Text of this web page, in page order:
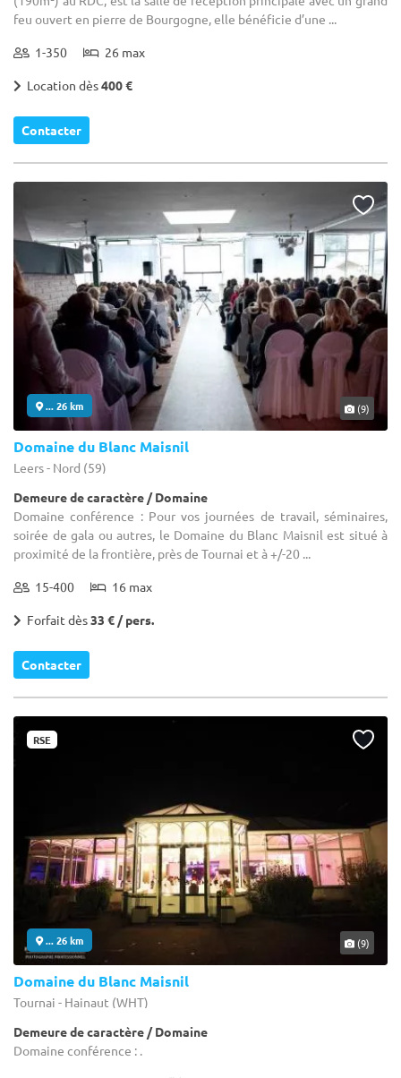
feu ouvert en pierre de Bourgogne, elle bénéficie d’une ...
1-350 26 max
Location dès400 €
Contacter
... 26 km (9)
Domaine du Blanc Maisnil
Leers - Nord (59)
Demeure de caractère / Domaine
Domaine conférence : Pour vos journées de travail, séminaires,
soirée de gala ou autres, le Domaine du Blanc Maisnil est situé à
proximité de la frontière, près de Tournai et à +/-20 ...
15-400 16 max
Forfait dès33 € / pers.
Contacter
RSE
... 26 km (9)
Domaine du Blanc Maisnil
Tournai - Hainaut (WHT)
Demeure de caractère / Domaine
Domaine conférence : .